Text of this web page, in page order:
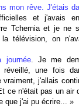
mon rêve. J'étais
et j'avais
Tchernia et je ne
la télévision, on
journée. Je me
une fois
j'allais
ce n'était pas un air
que j'ai pu écrire... »